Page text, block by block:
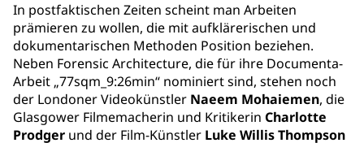
In postfaktischen Zeiten scheint man Arbeiten
prämieren zu wollen, die mit aufklärerischen und
dokumentarischen Methoden Position beziehen.
Neben Forensic Architecture, die für ihre Documenta-
Arbeit „77sqm_9:26min“ nominiert sind, stehen noch
der Londoner Videokünstler Naeem Mohaiemen, die
Glasgower Filmemacherin und Kritikerin Charlotte
Prodger und der Film-Künstler Luke Willis Thompson